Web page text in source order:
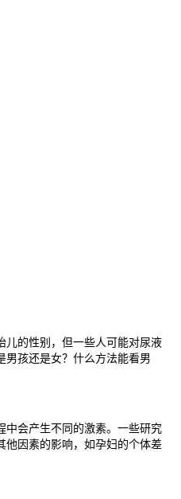
的性别，但一些人可能对尿液
男孩还是女？什么方法能看男
会产生不同的激素。一些研究
他因素的影响，如孕妇的个体差